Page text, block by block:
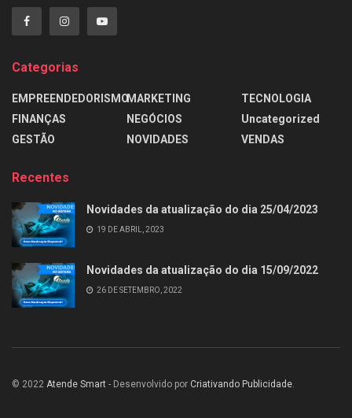
Categorias
EMPREENDEDORISMO
FINANÇAS
GESTÃO
MARKETING
NEGÓCIOS
NOVIDADES
TECNOLOGIA
Uncategorized
VENDAS
Recentes
Novidades da atualização do dia 25/04/2023
19 DE ABRIL, 2023
Novidades da atualização do dia 15/09/2022
26 DE SETEMBRO, 2022
© 2022 Atende Smart - Desenvolvido por Criativando Publicidade.